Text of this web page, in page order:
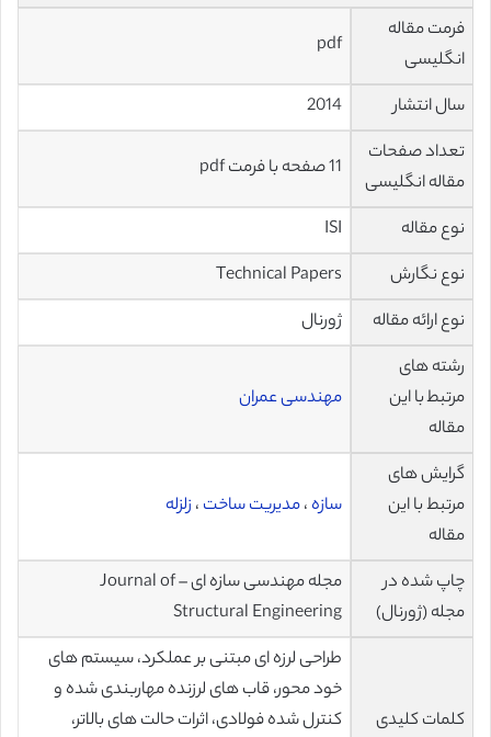
فرمت مقاله
انگلیسی
pdf
سال انتشار
2014
تعداد صفحات
مقاله انگلیسی
11 صفحه با فرمت pdf
نوع مقاله
ISI
نوع نگارش
Technical Papers
نوع ارائه مقاله
ژورنال
رشته های
مرتبط با این
مقاله
مهندسی عمران
گرایش های
مرتبط با این
مقاله
سازه ،مدیریت ساخت ، زلزله
چاپ شده در
مجله (ژورنال)
مجله مهندسی سازه ای – Journal of
Structural Engineering
کلمات کلیدی
طراحی لرزه ای مبتنی بر عملکرد، سیستم های
خود محور، قاب های لرزنده مهاربندی شده و
کنترل شده فولادی، اثرات حالت های بالاتر،